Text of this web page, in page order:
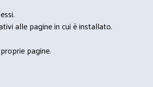
alle pagine in cui è installato.
pagine.